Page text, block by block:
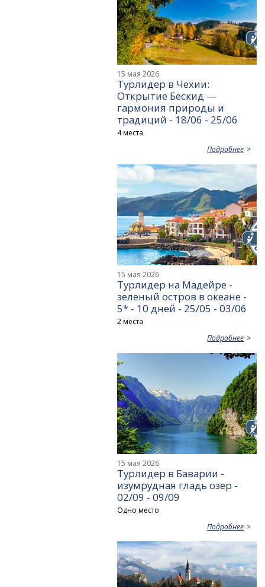
15 мая 2026
Турлидер в Чехии:
Открытие Бескид —
гармония природы и
традиций - 18/06 - 25/06
4 места
Подробнее
15 мая 2026
Турлидер на Мадейре -
зеленый остров в океане -
5* - 10 дней - 25/05 - 03/06
2 места
Подробнее
15 мая 2026
Турлидер в Баварии -
изумрудная гладь озер -
02/09 - 09/09
Одно место
Подробнее